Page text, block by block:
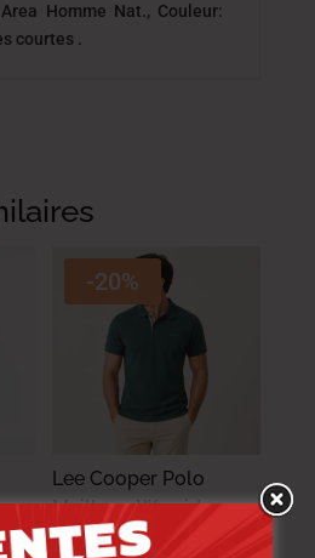
Homme Nat., Couleur:
courtes .
-20%
Lee Cooper Polo
Maille-11 Werside
Homme Nat.